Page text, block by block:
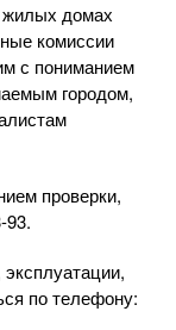
жилых домах
комиссии
с пониманием
городом,
проверки,
93.
по телефону: